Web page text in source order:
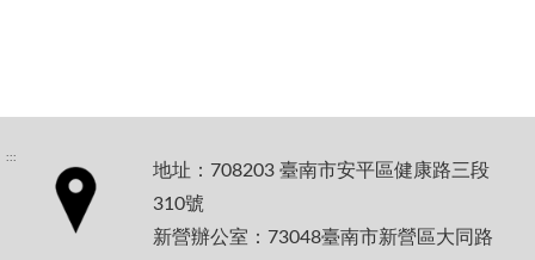
:::
地址：708203 臺南市安平區健康路三段
310號
新營辦公室：73048臺南市新營區大同路